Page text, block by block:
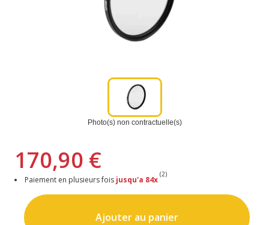
Photo(s) non contractuelle(s)
170,90 €
Paiement en plusieurs fois jusqu'a 84x
(2)
Ajouter au panier